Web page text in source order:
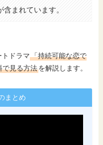
まれています。
トドラマ「持続可能な恋で
で見る方法を解説します。
まとめ